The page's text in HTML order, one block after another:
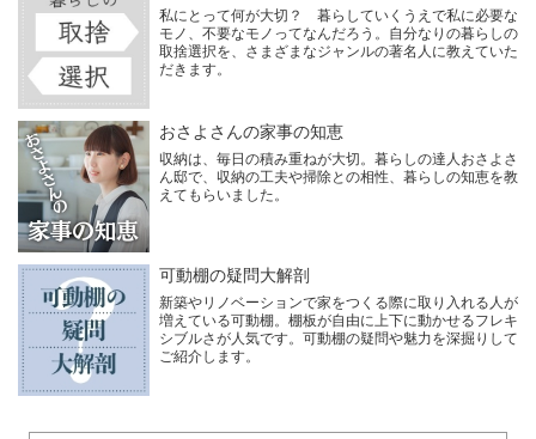
私にとって何が大切？ 暮らしていくうえで私に必要な
モノ、不要なモノってなんだろう。自分なりの暮らしの
取捨選択を、さまざまなジャンルの著名人に教えていた
だきます。
おさよさんの家事の知恵
収納は、毎日の積み重ねが大切。暮らしの達人おさよさ
ん邸で、収納の工夫や掃除との相性、暮らしの知恵を教
えてもらいました。
可動棚の疑問大解剖
新築やリノベーションで家をつくる際に取り入れる人が
増えている可動棚。棚板が自由に上下に動かせるフレキ
シブルさが人気です。可動棚の疑問や魅力を深掘りして
ご紹介します。